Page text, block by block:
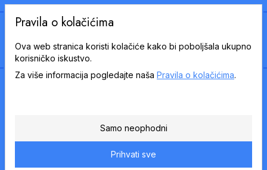
Pravila o kolačićima
Ova web stranica koristi kolačiće kako bi poboljšala ukupno
korisničko iskustvo.
Za više informacija pogledajte naša Pravila o kolačićima.
Samo neophodni
Prihvati sve
Pravila o kolačićima